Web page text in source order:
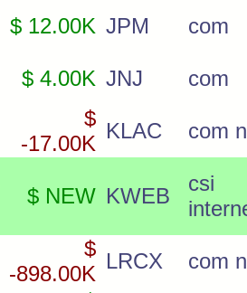
$ 12.00K JPM
com
$ 4.00K JNJ
com
$
-17.00K
KLAC com
$ NEW KWEB
csi
$
-898.00K
LRCX
com